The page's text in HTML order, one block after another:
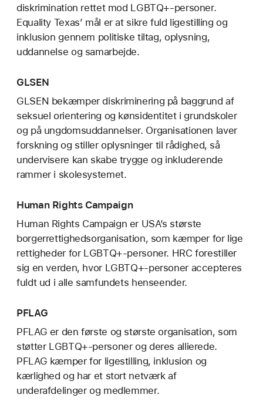
diskrimination rettet mod LGBTQ+-personer.
Equality Texas’ mål er at sikre fuld ligestilling og
inklusion gennem politiske tiltag, oplysning,
uddannelse og samarbejde.
GLSEN
GLSEN bekæmper diskriminering på baggrund af
seksuel orientering og kønsidentitet i grundskoler
og på ungdomsuddannelser. Organisationen laver
forskning og stiller oplysninger til rådighed, så
undervisere kan skabe trygge og inkluderende
rammer i skolesystemet.
Human Rights Campaign
Human Rights Campaign er USA’s største
borgerrettighedsorganisation, som kæmper for lige
rettigheder for LGBTQ+-personer. HRC forestiller
sig en verden, hvor LGBTQ+-personer accepteres
fuldt ud i alle samfundets henseender.
PFLAG
PFLAG er den første og største organisation, som
støtter LGBTQ+-personer og deres allierede.
PFLAG kæmper for ligestilling, inklusion og
kærlighed og har et stort netværk af
underafdelinger og medlemmer.